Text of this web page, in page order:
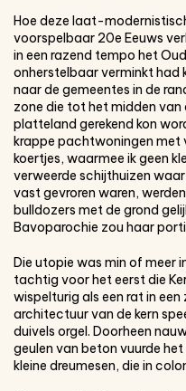
Hoe deze laat-
voorspelbaar 20e Eeuws
in een razend tempo het
onherstelbaar verminkt had
naar de gemeentes in de
zone die tot het midden
platteland gerekend kon
krappe pachtwoningen met
koertjes, waarmee ik geen
verweerde schijthuizen
vast gevroren waren,
bulldozers met de grond
Bavoparochie zou haar
Die utopie was min of meer
tachtig voor het eerst die
wispelturig als een rat in
architectuur van de kern
duivels orgel. Doorheen
geulen van beton vuurde
kleine dreumesen, die in